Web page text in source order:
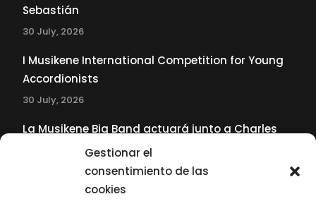
Gestionar el
consentimiento de las
cookies
Sebastián
30 July, 2026
I Musikene International Competition for Young
Accordionists
30 July, 2026
La Musikene Big Band actuará junto a Charles
Tolliver en el 61 Jazzaldia